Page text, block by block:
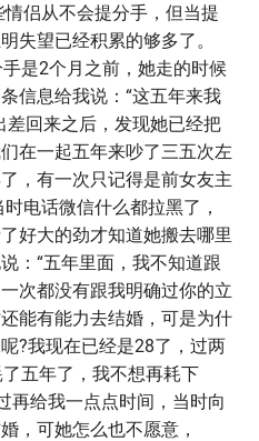
侣从不会提分手，但当提
失望已经积累的够多了。
是2个月之前，她走的时候
信息给我说：“这五年来我
差回来之后，发现她已经把
在一起五年来吵了三五次左
，有一次只记得是前女友主
电话微信什么都拉黑了，
好大的劲才知道她搬去哪里
：“五年里面，我不知道跟
次都没有跟我明确过你的立
能有能力去结婚，可是为什
?我现在已经是28了，过两
五年了，我不想再耗下
再给我一点点时间，当时向
，可她怎么也不愿意，